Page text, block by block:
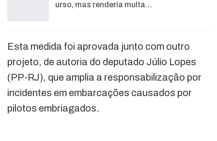
urso, mas renderia multa…
Esta medida foi aprovada junto com outro
projeto, de autoria do deputado Júlio Lopes
(PP-RJ), que amplia a responsabilização por
incidentes em embarcações causados por
pilotos embriagados.